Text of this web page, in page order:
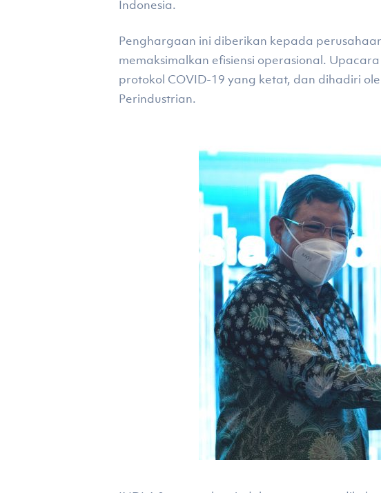
Indonesia.
Penghargaan ini diberikan kepada
memaksimalkan efisiensi operasional.
protokol COVID-19 yang ketat, dan dihadiri
Perindustrian.